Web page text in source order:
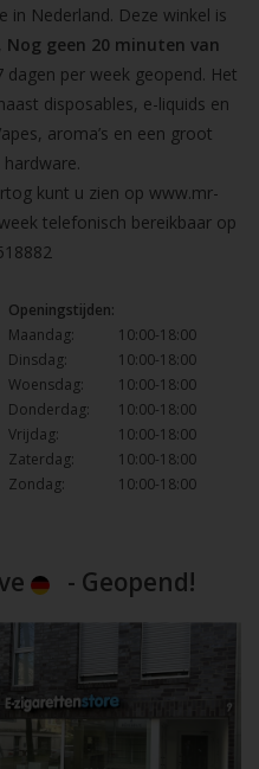
in Nederland. Deze winkel is
Nog geen 20 minuten van
dagen per week geopend. Het
disposables, e-liquids en
aroma’s en een groot
kunt u zien op www.mr-
telefonisch bereikbaar op
Openingstijden:
Maandag:
10:00-18:00
Dinsdag:
10:00-18:00
Woensdag:
10:00-18:00
Donderdag:
10:00-18:00
Vrijdag:
10:00-18:00
Zaterdag:
10:00-18:00
Zondag:
10:00-18:00
- Geopend!